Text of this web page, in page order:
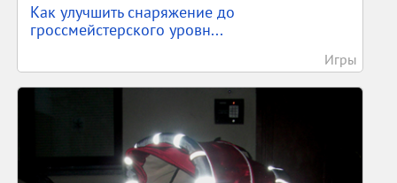
Как улучшить снаряжение до
гроссмейстерского уровн...
Игры